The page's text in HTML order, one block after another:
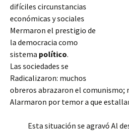
difíciles circunstancias
económicas y sociales
Mermaron el prestigio de
la democracia como
sistema político.
Las sociedades se
Radicalizaron: muchos
obreros abrazaron el comunismo;
Alarmaron por temor a que
Esta situación se agravó Al